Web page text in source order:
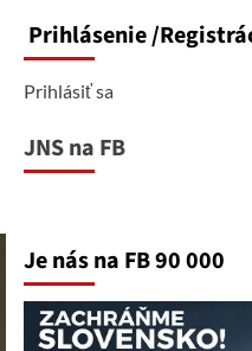
Prihlásenie/
Prihlásiť sa
JNS na FB
Je nás na FB 90 000